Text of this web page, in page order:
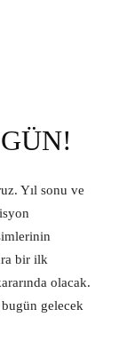
Yıl sonu ve
bir ilk
olacak.
gelecek